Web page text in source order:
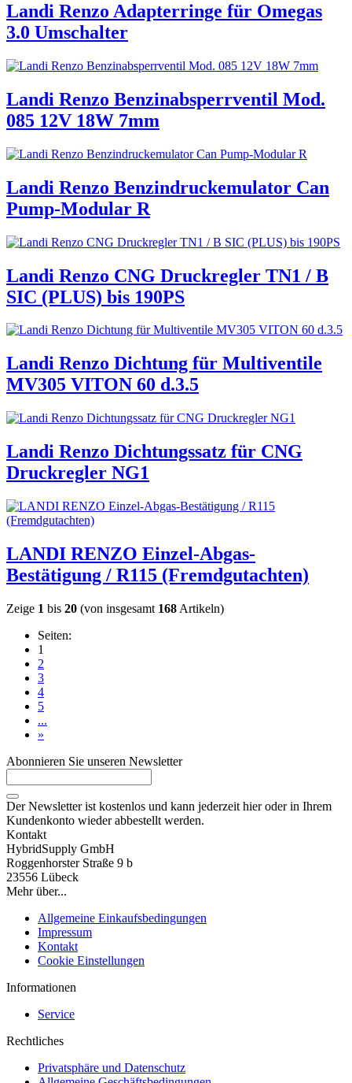
Landi Renzo Adapterringe für Omegas
3.0 Umschalter
Landi Renzo Benzinabsperrventil Mod.
085 12V 18W 7mm
Landi Renzo Benzindruckemulator Can
Pump-Modular R
Landi Renzo CNG Druckregler TN1 / B
SIC (PLUS) bis 190PS
Landi Renzo Dichtung für Multiventile
MV305 VITON 60 d.3.5
Landi Renzo Dichtungssatz für CNG
Druckregler NG1
LANDI RENZO Einzel-Abgas-
Bestätigung / R115 (Fremdgutachten)
Zeige 1 bis 20 (von insgesamt 168 Artikeln)
Seiten:
1
2
3
4
5
...
»
Abonnieren Sie unseren Newsletter
Der Newsletter ist kostenlos und kann jederzeit hier oder in Ihrem
Kundenkonto wieder abbestellt werden.
Kontakt
HybridSupply GmbH
Roggenhorster Straße 9 b
23556 Lübeck
Mehr über...
Allgemeine Einkaufsbedingungen
Impressum
Kontakt
Cookie Einstellungen
Informationen
Service
Rechtliches
Privatsphäre und Datenschutz